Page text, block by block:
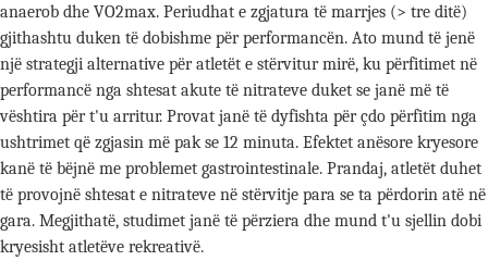
anaerob dhe VO2max. Periudhat e zgjatura të marrjes (> tre ditë)
gjithashtu duken të dobishme për performancën. Ato mund të jenë
një strategji alternative për atletët e stërvitur mirë, ku përfitimet në
performancë nga shtesat akute të nitrateve duket se janë më të
vështira për t'u arritur. Provat janë të dyfishta për çdo përfitim nga
ushtrimet që zgjasin më pak se 12 minuta. Efektet anësore kryesore
kanë të bëjnë me problemet gastrointestinale. Prandaj, atletët duhet
të provojnë shtesat e nitrateve në stërvitje para se ta përdorin atë në
gara. Megjithatë, studimet janë të përziera dhe mund t'u sjellin dobi
kryesisht atletëve rekreativë.